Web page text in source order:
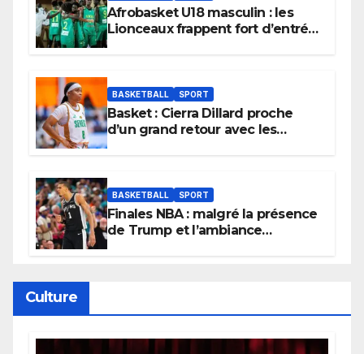
Afrobasket U18 masculin : les
Lionceaux frappent fort d’entrée
BASKETBALL SPORT
Basket : Cierra Dillard proche
d’un grand retour avec les
BASKETBALL SPORT
Finales NBA : malgré la présence
de Trump et l’ambiance
Culture